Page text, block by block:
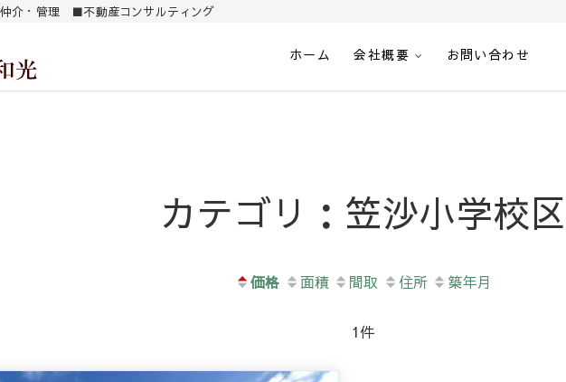
介・管理 ■不動産コンサルティング
ホーム 会社概要 お問い合わせ
カテゴリ：笠沙小学校区
価格 面積 間取 住所 築年月
1件